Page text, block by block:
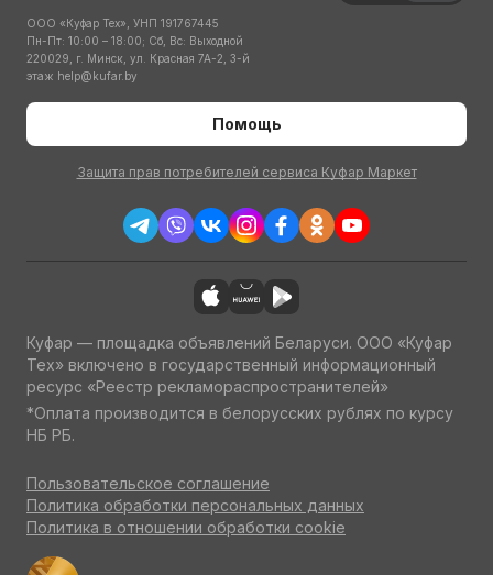
ООО «Куфар Тех», УНП 191767445
Пн-Пт: 10:00 – 18:00; Сб, Вс: Выходной
220029, г. Минск, ул. Красная 7А-2, 3-й
этаж help@kufar.by
Помощь
Защита прав потребителей сервиса Куфар Маркет
Куфар — площадка объявлений Беларуси. ООО «Куфар
Тех» включено в государственный информационный
ресурс «Реестр рекламораспространителей»
*Оплата производится в белорусских рублях по курсу
НБ РБ.
Пользовательское соглашение
Политика обработки персональных данных
Политика в отношении обработки cookie